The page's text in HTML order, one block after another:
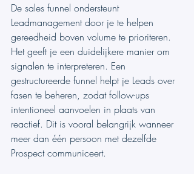
De sales funnel ondersteunt
Leadmanagement door je te helpen
gereedheid boven volume te prioriteren.
Het geeft je een duidelijkere manier om
signalen te interpreteren. Een
gestructureerde funnel helpt je Leads over
fasen te beheren, zodat follow-ups
intentioneel aanvoelen in plaats van
reactief. Dit is vooral belangrijk wanneer
meer dan één persoon met dezelfde
Prospect communiceert.